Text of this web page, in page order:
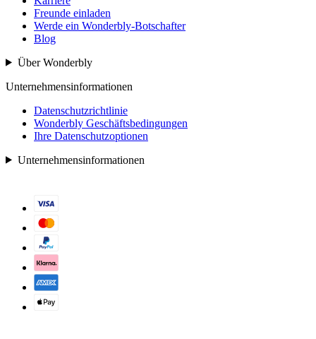
Freunde einladen
Werde ein Wonderbly-Botschafter
Blog
Über Wonderbly
Unternehmensinformationen
Datenschutzrichtlinie
Wonderbly Geschäftsbedingungen
Ihre Datenschutzoptionen
Unternehmensinformationen